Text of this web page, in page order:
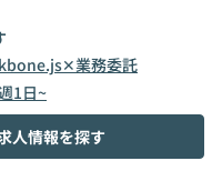
業務委託
1日~
人情報を探す